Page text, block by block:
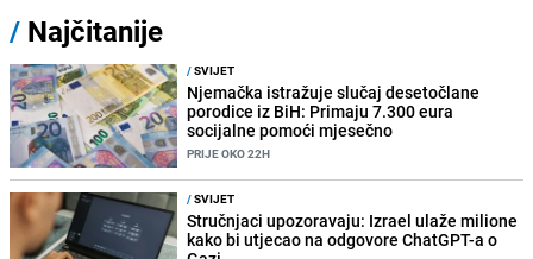
/ Najčitanije
/SVIJET
Njemačka istražuje slučaj desetočlane
porodice iz BiH: Primaju 7.300 eura
socijalne pomoći mjesečno
PRIJE OKO 22H
/SVIJET
Stručnjaci upozoravaju: Izrael ulaže milione
kako bi utjecao na odgovore ChatGPT-a o